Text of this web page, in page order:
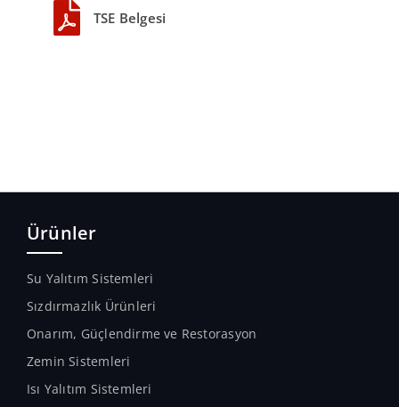
TSE Belgesi
Ürünler
Su Yalıtım Sistemleri
Sızdırmazlık Ürünleri
Onarım, Güçlendirme ve Restorasyon
Zemin Sistemleri
Isı Yalıtım Sistemleri